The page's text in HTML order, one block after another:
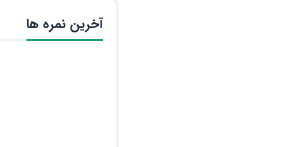
آخرین نمره ها